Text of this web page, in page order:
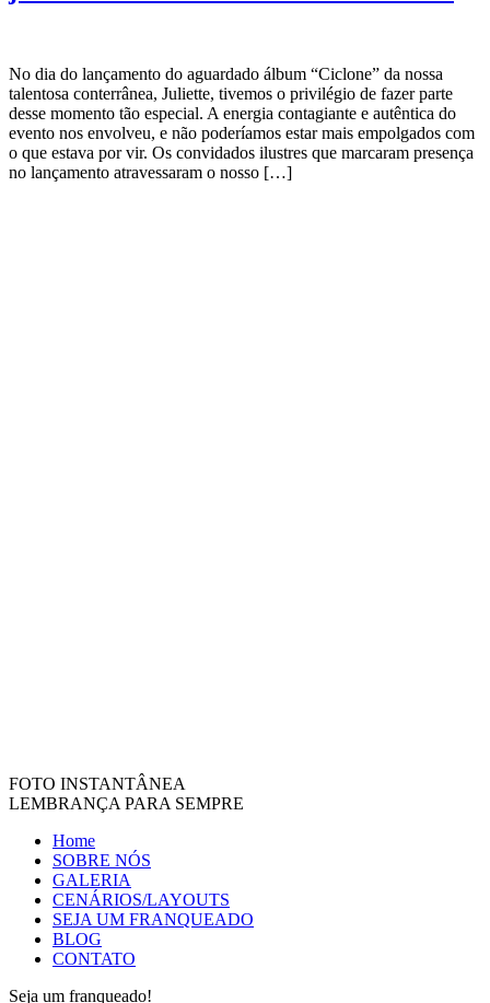
No dia do lançamento do aguardado álbum “Ciclone” da nossa
talentosa conterrânea, Juliette, tivemos o privilégio de fazer parte
desse momento tão especial. A energia contagiante e autêntica do
evento nos envolveu, e não poderíamos estar mais empolgados com
o que estava por vir. Os convidados ilustres que marcaram presença
no lançamento atravessaram o nosso […]
FOTO INSTANTÂNEA
LEMBRANÇA PARA SEMPRE
Home
SOBRE NÓS
GALERIA
CENÁRIOS/LAYOUTS
SEJA UM FRANQUEADO
BLOG
CONTATO
Seja um franqueado!